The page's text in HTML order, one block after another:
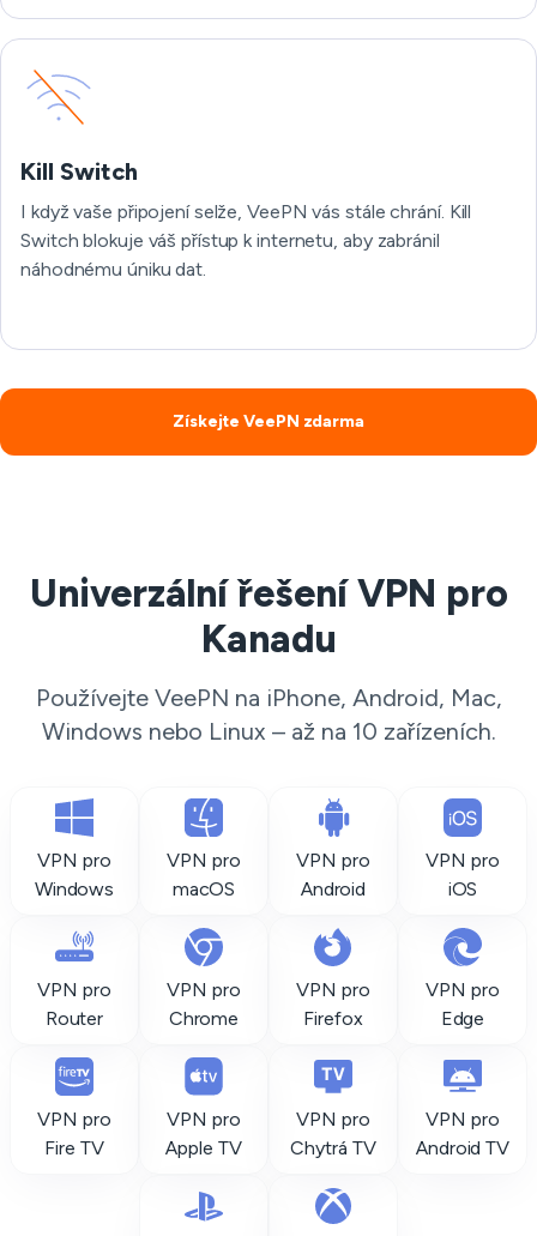
Kill Switch
I když vaše připojení selže, VeePN vás stále chrání. Kill
Switch blokuje váš přístup k internetu, aby zabránil
náhodnému úniku dat.
Získejte VeePN zdarma
Univerzální řešení VPN pro
Kanadu
Používejte VeePN na iPhone, Android, Mac,
Windows nebo Linux – až na 10 zařízeních.
VPN pro
Windows
VPN pro
macOS
VPN pro
Android
VPN pro
iOS
VPN pro
Router
VPN pro
Chrome
VPN pro
Firefox
VPN pro
Edge
VPN pro
Fire TV
VPN pro
Apple TV
VPN pro
Chytrá TV
VPN pro
Android TV